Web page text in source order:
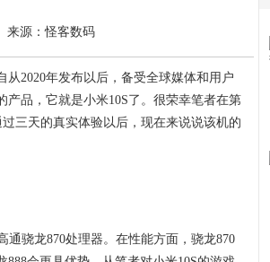
来源：怪客数码
2020年发布以后，备受全球媒体和用户
产品，它就是小米10S了。很荣幸笔者在第
三天的真实体验以后，现在来说说该机的
骁龙870处理器。在性能方面，骁龙870